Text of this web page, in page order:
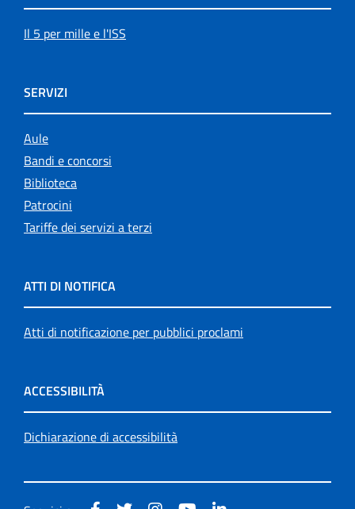
Il 5 per mille e l'ISS
SERVIZI
Aule
Bandi e concorsi
Biblioteca
Patrocini
Tariffe dei servizi a terzi
ATTI DI NOTIFICA
Atti di notificazione per pubblici proclami
ACCESSIBILITÀ
Dichiarazione di accessibilità